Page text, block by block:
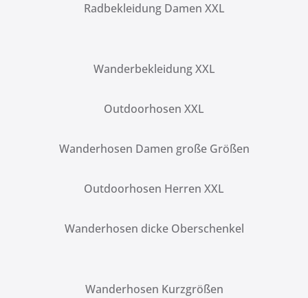
Radbekleidung Damen XXL
Wanderbekleidung XXL
Outdoorhosen XXL
Wanderhosen Damen große Größen
Outdoorhosen Herren XXL
Wanderhosen dicke Oberschenkel
Wanderhosen Kurzgrößen